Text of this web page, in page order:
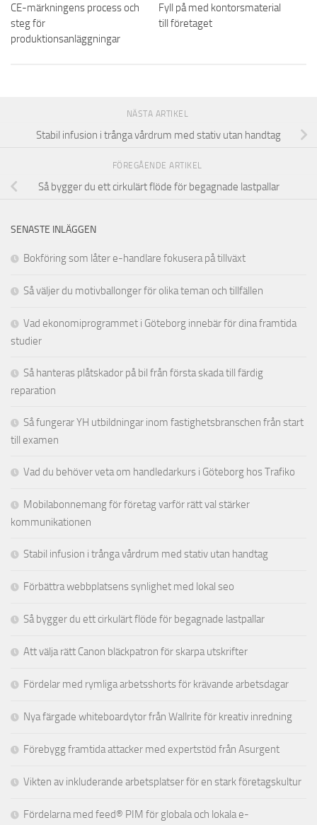
CE-märkningens process och
steg för
produktionsanläggningar
Fyll på med kontorsmaterial
till företaget
NÄSTA ARTIKEL
Stabil infusion i trånga vårdrum med stativ utan handtag
FÖREGÅENDE ARTIKEL
Så bygger du ett cirkulärt flöde för begagnade lastpallar
SENASTE INLÄGGEN
Bokföring som låter e-handlare fokusera på tillväxt
Så väljer du motivballonger för olika teman och tillfällen
Vad ekonomiprogrammet i Göteborg innebär för dina framtida
studier
Så hanteras plåtskador på bil från första skada till färdig
reparation
Så fungerar YH utbildningar inom fastighetsbranschen från start
till examen
Vad du behöver veta om handledarkurs i Göteborg hos Trafiko
Mobilabonnemang för företag varför rätt val stärker
kommunikationen
Stabil infusion i trånga vårdrum med stativ utan handtag
Förbättra webbplatsens synlighet med lokal seo
Så bygger du ett cirkulärt flöde för begagnade lastpallar
Att välja rätt Canon bläckpatron för skarpa utskrifter
Fördelar med rymliga arbetsshorts för krävande arbetsdagar
Nya färgade whiteboardytor från Wallrite för kreativ inredning
Förebygg framtida attacker med expertstöd från Asurgent
Vikten av inkluderande arbetsplatser för en stark företagskultur
Fördelarna med feed® PIM för globala och lokala e-